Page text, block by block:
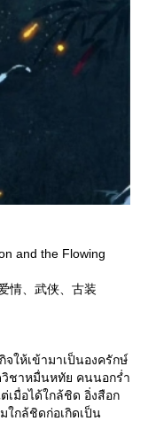
and the Flowing
情、武侠、古装
จให้เข้ามาเป็นองครักษ์
วิชาหมื่นหทัย คนนอกร่ำ
เมื่อได้ใกล้ชิด อิ่งสือก
ใกล้ชิดก่อเกิดเป็น